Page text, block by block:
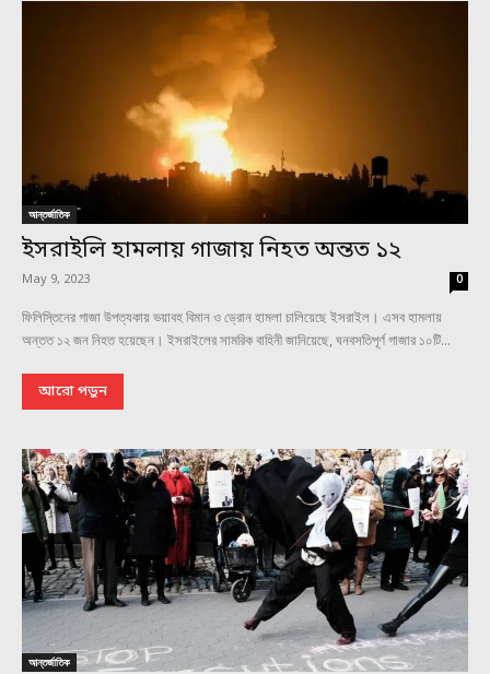
আন্তর্জাতিক
ইসরাইলি হামলায় গাজায় নিহত অন্তত ১২
May 9, 2023 0
ফিলিস্তিনের গাজা উপত্যকায় ভয়াবহ বিমান ও ড্রোন হামলা চালিয়েছে ইসরাইল। এসব হামলায়
অন্তত ১২ জন নিহত হয়েছেন। ইসরাইলের সামরিক বাহিনী জানিয়েছে, ঘনবসতিপূর্ণ গাজার ১০টি...
আরো পড়ুন
আন্তর্জাতিক